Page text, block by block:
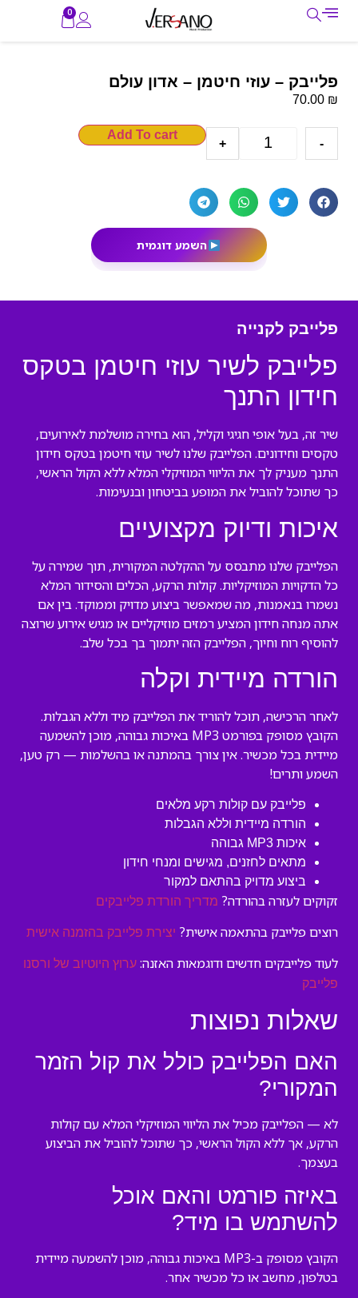
0
פלייבק – עוזי חיטמן – אדון עולם
70.00 ₪
-
+
Add To cart
השמע דוגמית
פלייבק לקנייה
פלייבק לשיר עוזי חיטמן בטקס
חידון התנך
שיר זה, בעל אופי חגיגי וקליל, הוא בחירה מושלמת לאירועים,
טקסים וחידונים. הפלייבק שלנו לשיר עוזי חיטמן בטקס חידון
התנך מעניק לך את הליווי המוזיקלי המלא ללא הקול הראשי,
כך שתוכל להוביל את המופע בביטחון ובנעימות.
איכות ודיוק מקצועיים
הפלייבק שלנו מתבסס על ההקלטה המקורית, תוך שמירה על
כל הדקויות המוזיקליות. קולות הרקע, הכלים והסידור המלא
נשמרו בנאמנות, מה שמאפשר ביצוע מדויק וממוקד. בין אם
אתה מנחה חידון המציע רמזים מוזיקליים או מגיש אירוע שרוצה
להוסיף רוח וחיוך, הפלייבק הזה יתמוך בך בכל שלב.
הורדה מיידית וקלה
לאחר הרכישה, תוכל להוריד את הפלייבק מיד וללא הגבלות.
הקובץ מסופק בפורמט MP3 באיכות גבוהה, מוכן להשמעה
מיידית בכל מכשיר. אין צורך בהמתנה או בהשלמות — רק טען,
השמע ותרים!
פלייבק עם קולות רקע מלאים
הורדה מיידית וללא הגבלות
איכות MP3 גבוהה
מתאים לחזנים, מגישים ומנחי חידון
ביצוע מדויק בהתאם למקור
זקוקים לעזרה בהורדה? מדריך הורדת פלייבקים
רוצים פלייבק בהתאמה אישית? יצירת פלייבק בהזמנה אישית
לעוד פלייבקים חדשים ודוגמאות האזנה: ערוץ היוטיוב של ורסנו
פלייבק
שאלות נפוצות
האם הפלייבק כולל את קול הזמר
המקורי?
לא — הפלייבק מכיל את הליווי המוזיקלי המלא עם קולות
הרקע, אך ללא הקול הראשי, כך שתוכל להוביל את הביצוע
בעצמך.
באיזה פורמט והאם אוכל
להשתמש בו מיד?
הקובץ מסופק ב-MP3 באיכות גבוהה, מוכן להשמעה מיידית
בטלפון, מחשב או כל מכשיר אחר.